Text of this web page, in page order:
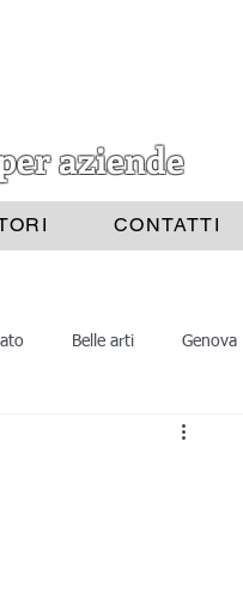
aziende
CONTATTI
Belle arti Genova